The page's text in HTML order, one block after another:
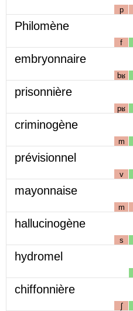
p
Philomène
f
embryonnaire
bʁ
prisonnière
pʁ
criminogène
m
prévisionnel
v
mayonnaise
m
hallucinogène
s
hydromel
chiffonnière
ʃ